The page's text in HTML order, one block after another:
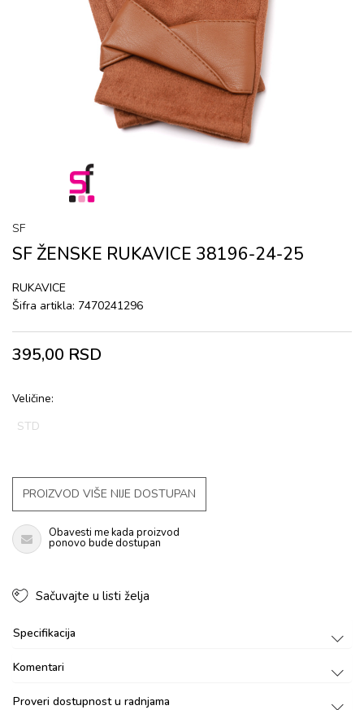
SF
SF ŽENSKE RUKAVICЕ 38196-24-25
RUKAVICЕ
Šifra artikla: 7470241296
395,00 RSD
Veličine:
STD
PROIZVOD VIŠE NIJE DOSTUPAN
Obavesti me kada proizvod
ponovo bude dostupan
Sačuvajte u listi želja
Specifikacija
Komentari
Proveri dostupnost u radnjama